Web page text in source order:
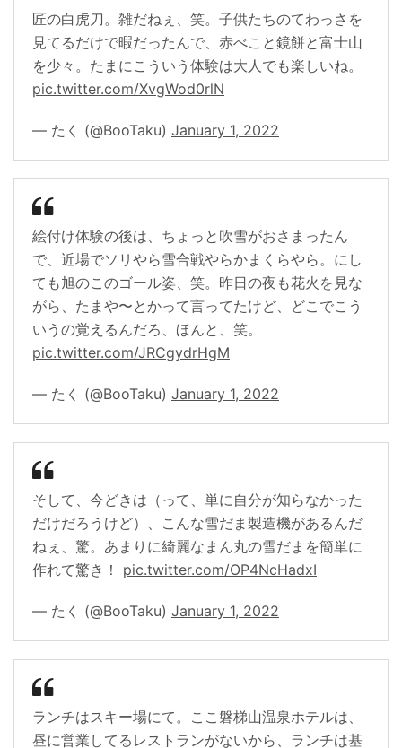
匠の白虎刀。雑だねぇ、笑。子供たちのてわっさを
見てるだけで暇だったんで、赤べこと鏡餅と富士山
を少々。たまにこういう体験は大人でも楽しいね。
pic.twitter.com/XvgWod0rlN
— たく (@BooTaku) January 1, 2022
絵付け体験の後は、ちょっと吹雪がおさまったん
で、近場でソリやら雪合戦やらかまくらやら。にし
ても旭のこのゴール姿、笑。昨日の夜も花火を見な
がら、たまや〜とかって言ってたけど、どこでこう
いうの覚えるんだろ、ほんと、笑。
pic.twitter.com/JRCgydrHgM
— たく (@BooTaku) January 1, 2022
そして、今どきは（って、単に自分が知らなかった
だけだろうけど）、こんな雪だま製造機があるんだ
ねぇ、驚。あまりに綺麗なまん丸の雪だまを簡単に
作れて驚き！ pic.twitter.com/OP4NcHadxI
— たく (@BooTaku) January 1, 2022
ランチはスキー場にて。ここ磐梯山温泉ホテルは、
昼に営業してるレストランがないから、ランチは基